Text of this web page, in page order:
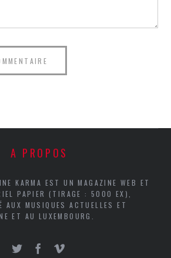
A PROPOS
KARMA EST UN MAGAZINE WEB ET
PAPIER (TIRAGE : 5000 EX),
AUX MUSIQUES ACTUELLES ET
ET AU LUXEMBOURG.